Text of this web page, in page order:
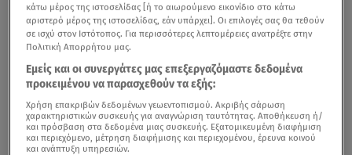
κάτω μέρος της ιστοσελίδας [ή το αιωρούμενο εικονίδιο στο κάτω
αριστερό μέρος της ιστοσελίδας, εάν υπάρχει]. Οι επιλογές σας θα τεθούν
σε ισχύ στον Ιστότοπος. Για περισσότερες λεπτομέρειες ανατρέξτε στην
Πολιτική Απορρήτου μας.
Εμείς και οι συνεργάτες μας επεξεργαζόμαστε δεδομένα
προκειμένου να παρασχεθούν τα εξής:
Χρήση επακριβών δεδομένων γεωεντοπισμού. Ακριβής σάρωση
χαρακτηριστικών συσκευής για αναγνώριση ταυτότητας. Αποθήκευση ή/
και πρόσβαση στα δεδομένα μιας συσκευής. Εξατομικευμένη διαφήμιση
και περιεχόμενο, μέτρηση διαφήμισης και περιεχομένου, έρευνα κοινού
και ανάπτυξη υπηρεσιών.